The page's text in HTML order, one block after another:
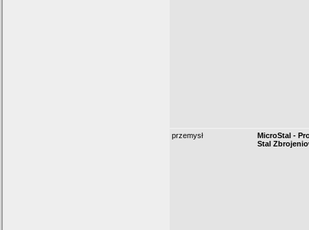
przemysł
MicroStal -
Stal